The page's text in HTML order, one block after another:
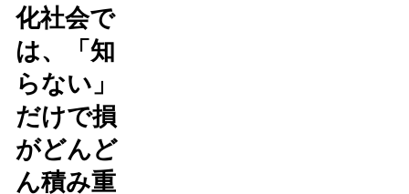
化社会で
は、「知
らない」
だけで損
がどんど
ん積み重